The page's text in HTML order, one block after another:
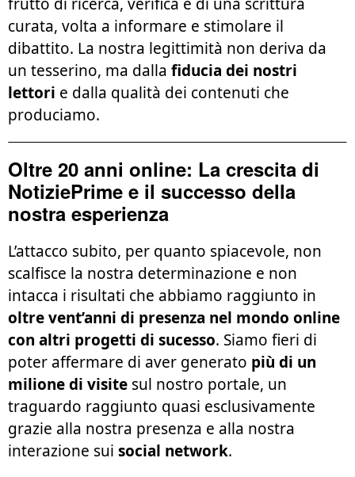
curata, volta a informare e stimolare il
dibattito. La nostra legittimità non deriva da
un tesserino, ma dalla fiducia dei nostri
lettori e dalla qualità dei contenuti che
produciamo.
Oltre 20 anni online: La crescita di
NotiziePrime e il successo della
nostra esperienza
L’attacco subito, per quanto spiacevole, non
scalfisce la nostra determinazione e non
intacca i risultati che abbiamo raggiunto in
oltre vent’anni di presenza nel mondo online
con altri progetti di sucesso. Siamo fieri di
poter affermare di aver generato più di un
milione di visite sul nostro portale, un
traguardo raggiunto quasi esclusivamente
grazie alla nostra presenza e alla nostra
interazione sui social network.